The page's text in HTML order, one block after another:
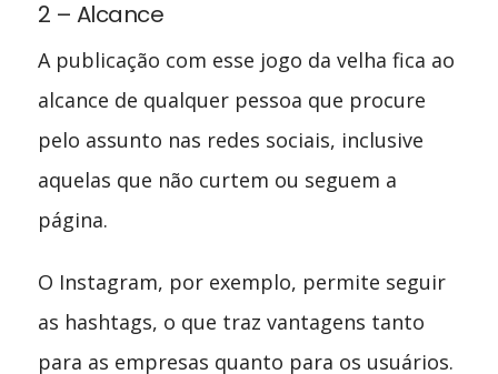
2 – Alcance
A publicação com esse jogo da velha fica ao
alcance de qualquer pessoa que procure
pelo assunto nas redes sociais, inclusive
aquelas que não curtem ou seguem a
página.
O Instagram, por exemplo, permite seguir
as hashtags, o que traz vantagens tanto
para as empresas quanto para os usuários.